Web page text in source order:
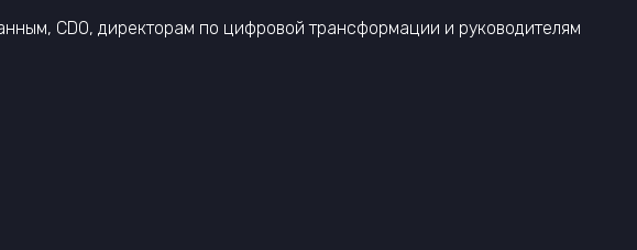
CDO, директорам по цифровой трансформации и руководителям